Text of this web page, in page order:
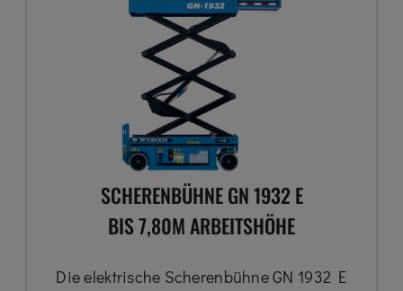
SCHERENBÜHNE GN 1932 E
BIS 7,80M ARBEITSHÖHE
Die elektrische Scherenbühne GN 1932 E